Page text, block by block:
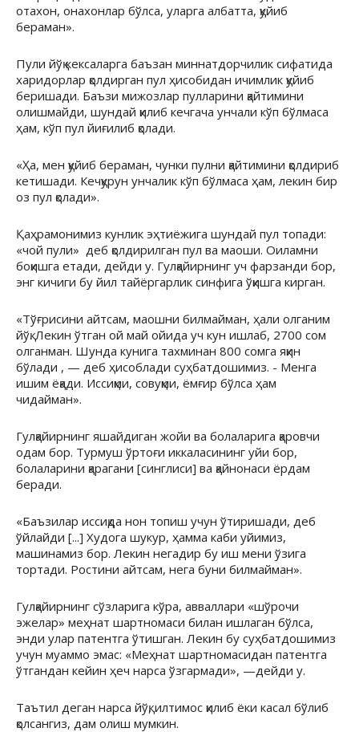
отахон, онахонлар бўлса, уларга албатта, қуйиб
бераман».
Пули йўқ кексаларга баъзан миннатдорчилик сифатида
харидорлар қолдирган пул ҳисобидан ичимлик қуйиб
беришади. Баъзи мижозлар пулларини қайтимини
олишмайди, шундай қилиб кечгача унчали кўп бўлмаса
ҳам, кўп пул йиғилиб қолади.
«Ҳа, мен қуйиб бераман, чунки пулни қайтимини қолдириб
кетишади. Кечқурун унчалик кўп бўлмаса ҳам, лекин бир
оз пул қолади».
Қаҳрамонимиз кунлик эҳтиёжига шундай пул топади:
«чой пули» деб қолдирилган пул ва маоши. Оиламни
боқишга етади, дейди у. Гулқайирнинг уч фарзанди бор,
энг кичиги бу йил тайёргарлик синфига ўқишга кирган.
«Тўғрисини айтсам, маошни билмайман, ҳали олганим
йўқ. Лекин ўтган ой май ойида уч кун ишлаб, 2700 сом
олганман. Шунда кунига тахминан 800 сомга яқин
бўлади , — деб ҳисоблади суҳбатдошимиз. - Менга
ишим ёқади. Иссиқми, совуқми, ёмғир бўлса ҳам
чидайман».
Гулқайирнинг яшайдиган жойи ва болаларига қаровчи
одам бор. Турмуш ўртоғи иккаласининг уйи бор,
болаларини қарагани [синглиси] ва қайнонаси ёрдам
беради.
«Баъзилар иссиқда нон топиш учун ўтиришади, деб
ўйлайди [...] Худога шукур, ҳамма каби уйимиз,
машинамиз бор. Лекин негадир бу иш мени ўзига
тортади. Ростини айтсам, нега буни билмайман».
Гулқайирнинг сўзларига кўра, авваллари «шўрочи
эжелар» меҳнат шартномаси билан ишлаган бўлса,
энди улар патентга ўтишган. Лекин бу суҳбатдошимиз
учун муаммо эмас: «Меҳнат шартномасидан патентга
ўтгандан кейин ҳеч нарса ўзгармади», —дейди у.
Таътил деган нарса йўқ, илтимос қилиб ёки касал бўлиб
қолсангиз, дам олиш мумкин.